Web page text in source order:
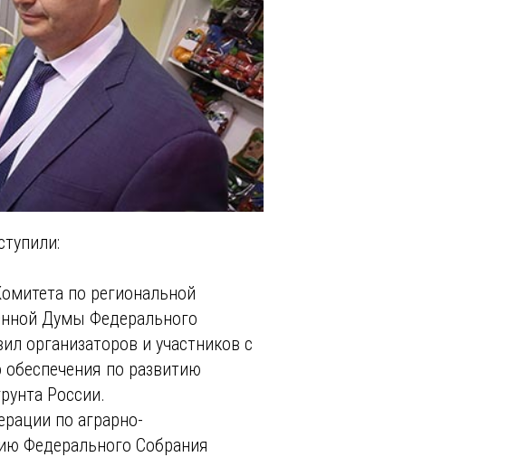
по региональной
Думы Федерального
организаторов и участников с
по развитию
России.
по аграрно-
Федерального Собрания